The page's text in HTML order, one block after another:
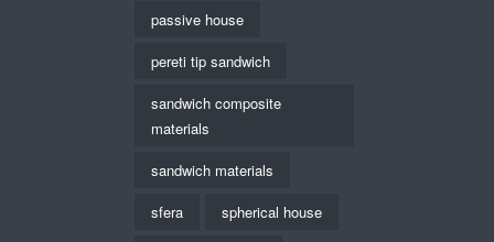
passive house
pereti tip sandwich
sandwich composite
materials
sandwich materials
sfera
spherical house